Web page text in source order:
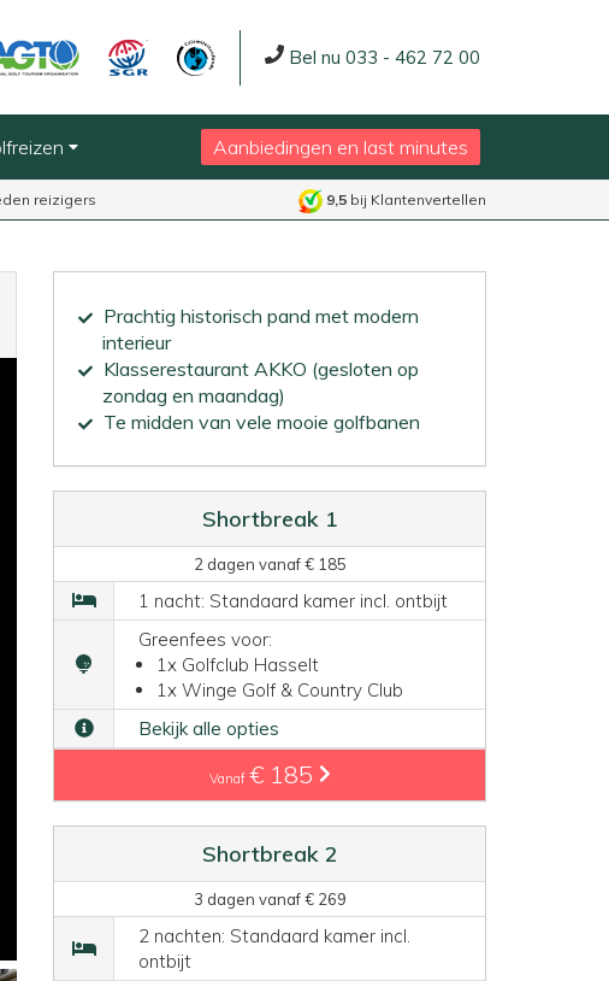
Bel nu 033 - 462 72 00
Aanbiedingen en last minutes
reizigers 9,5bij Klantenvertellen
Prachtig historisch pand met modern
interieur
Klasserestaurant AKKO (gesloten op
zondag en maandag)
Te midden van vele mooie golfbanen
Shortbreak 1
2 dagen vanaf € 185
1 nacht: Standaard kamer incl. ontbijt
Greenfees voor:
1x Golfclub Hasselt
1x Winge Golf & Country Club
Bekijk alle opties
Vanaf € 185
Shortbreak 2
3 dagen vanaf € 269
2 nachten: Standaard kamer incl.
ontbijt